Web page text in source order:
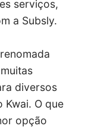
serviços,
a Subsly.
diversos
Kwai. O que
opção